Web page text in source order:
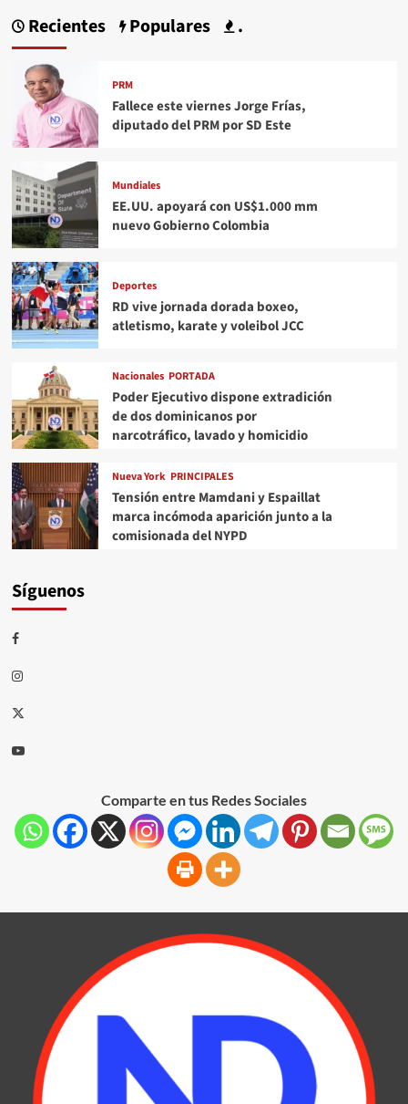
Recientes Populares .
PRM
Fallece este viernes Jorge Frías,
diputado del PRM por SD Este
Mundiales
EE.UU. apoyará con US$1.000 mm
nuevo Gobierno Colombia
Deportes
RD vive jornada dorada boxeo,
atletismo, karate y voleibol JCC
Nacionales PORTADA
Poder Ejecutivo dispone extradición
de dos dominicanos por
narcotráfico, lavado y homicidio
Nueva York PRINCIPALES
Tensión entre Mamdani y Espaillat
marca incómoda aparición junto a la
comisionada del NYPD
Síguenos
Comparte en tus Redes Sociales